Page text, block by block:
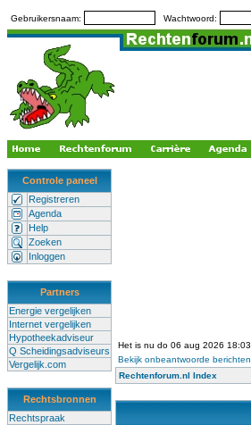
Gebruikersnaam: Wachtwoord:
Controle paneel
Registreren
Agenda
Help
Zoeken
Inloggen
Partners
Energie vergelijken
Internet vergelijken
Hypotheekadviseur
Q Scheidingsadviseurs
Vergelijk.com
Rechtsbronnen
Rechtspraak
Het is nu do 06 aug 2026 18:03
Bekijk onbeantwoorde berichten
Rechtenforum.nl Index